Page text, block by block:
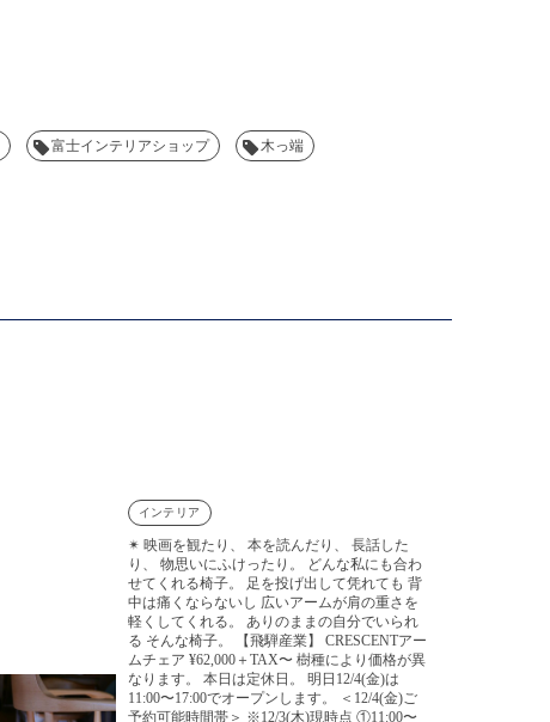
富士インテリアショップ 木っ端
インテリア
✴︎ 映画を観たり、 本を読んだり、 長話した
り、 物思いにふけったり。 どんな私にも合わ
せてくれる椅子。 足を投げ出して凭れても 背
中は痛くならないし 広いアームが肩の重さを
軽くしてくれる。 ありのままの自分でいられ
る そんな椅子。 【飛騨産業】 CRESCENTアー
ムチェア ¥62,000＋TAX〜 樹種により価格が異
なります。 本日は定休日。 明日12/4(金)は
11:00〜17:00でオープンします。 ＜12/4(金)ご
予約可能時間帯＞ ※12/3(木)現時点 ①11:00〜